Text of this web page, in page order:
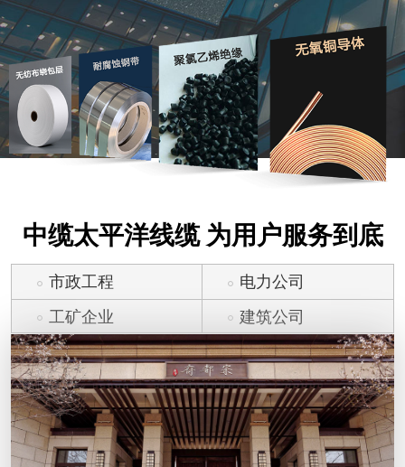
中缆太平洋线缆 为用户服务到底
市政工程
电力公司
工矿企业
建筑公司